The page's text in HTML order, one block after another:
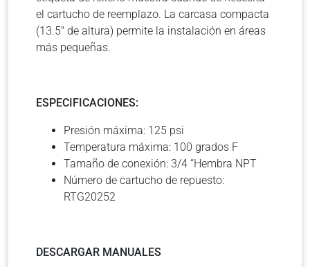
el cartucho de reemplazo. La carcasa compacta
(13.5″ de altura) permite la instalación en áreas
más pequeñas.
ESPECIFICACIONES:
Presión máxima: 125 psi
Temperatura máxima: 100 grados F
Tamaño de conexión: 3/4 “Hembra NPT
Número de cartucho de repuesto:
RTG20252
DESCARGAR MANUALES